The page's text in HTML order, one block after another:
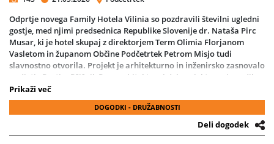
Odprtje novega Family Hotela Vilinia so pozdravili številni ugledni
gostje, med njimi predsednica Republike Slovenije dr. Nataša Pirc
Musar, ki je hotel skupaj z direktorjem Term Olimia Florjanom
Vasletom in županom Občine Podčetrtek Petrom Misjo tudi
slavnostno otvorila. Projekt je arhitekturno in inženirsko zasnovalo
podjetje Protim Ržišnik Perc, arhitekturni del projekta pa je vodila
Petra Šimnovec.
Predsednica je v nagovoru poudarila, da Family Hotel Vilinia
predstavlja simbol sodobnega, trajnostnega in kakovostnega
družinskega turizma ter izpostavila pomen ljudi, ki s svojo vizijo,
Prikaži več
DOGODKI - DRUŽABNOSTI
Deli dogodek